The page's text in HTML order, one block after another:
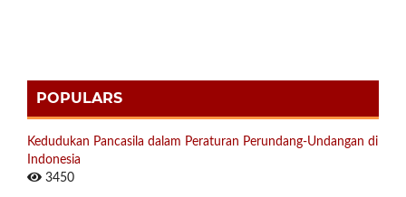
POPULARS
Kedudukan Pancasila dalam Peraturan Perundang-Undangan di
Indonesia
3450